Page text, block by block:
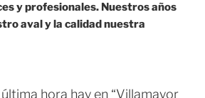
y profesionales. Nuestros años
aval y la calidad nuestra
hora hay en “Villamayor